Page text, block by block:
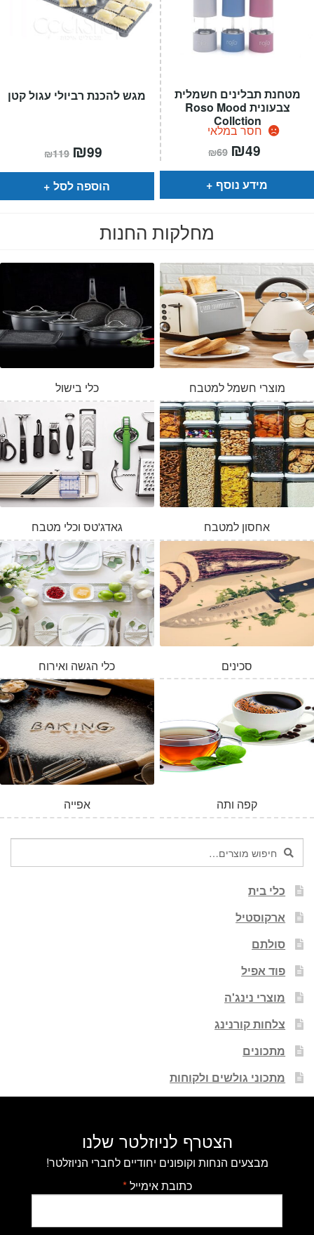
המלאי אזל
מגש להכנת רביולי עגול קטן
₪119 המחיר
המקורי
היה:
₪119.
₪99
הוא:
הוספה לסל
מטחנת תבלינים חשמלית
צבעונית Roso Mood
Collction
חסר במלאי
₪69 המחיר
המקורי
היה:
₪69.
₪49
הוא:
מידע נוסף
מחלקות החנות
כלי בישול מוצרי חשמל למטבח
גאדג'טס וכלי מטבח אחסון למטבח
כלי הגשה ואירוח סכינים
אפייה קפה ותה
חיפוש
עבור:
חיפוש
כלי בית
ארקוסטיל
סולתם
פוד אפיל
מוצרי נינג'ה
צלחות קורנינג
מתכונים
מתכוני גולשים ולקוחות
הצטרף לניוזלטר שלנו
מבצעים הנחות וקופונים יחודיים לחברי הניוזלטר!
כתובת אימייל*